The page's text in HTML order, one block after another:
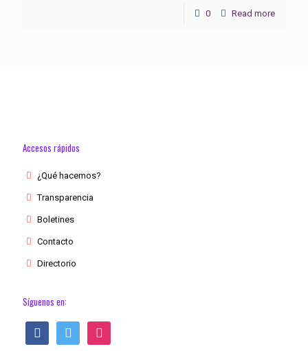
0 Read more
Accesos rápidos
¿Qué hacemos?
Transparencia
Boletines
Contacto
Directorio
Síguenos en:
facebook twitter instagram